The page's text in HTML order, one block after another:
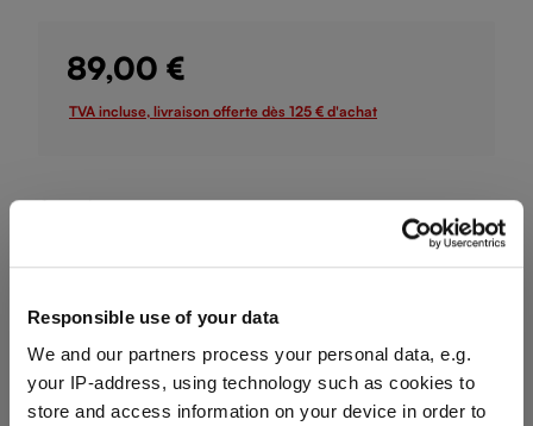
Responsible use of your data
We and our partners process your personal data, e.g.
your IP-address, using technology such as cookies to
store and access information on your device in order to
89,00 €
TVA incluse, livraison offerte dès 125 € d'achat
Quantité :
Quantité de produit : Entrez la quantité souhaitée ou
Quantité indiquée en unités de vente. Commande minimale : 1
Ajouter à la liste de souhaits